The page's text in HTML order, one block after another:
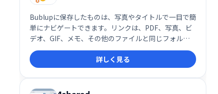
Bublupに保存したものは、写真やタイトルで一目で簡
単にナビゲートできます。リンクは、PDF、写真、ビ
デオ、GIF、メモ、その他のファイルと同じフォルダ
ーに保存してください。レシピや面白いミームを集め
ているときも、友達と旅行を計画しているときも、仕
事のプロジェクトをしているときも、すべてがうまく
調和しています。
詳しく見る